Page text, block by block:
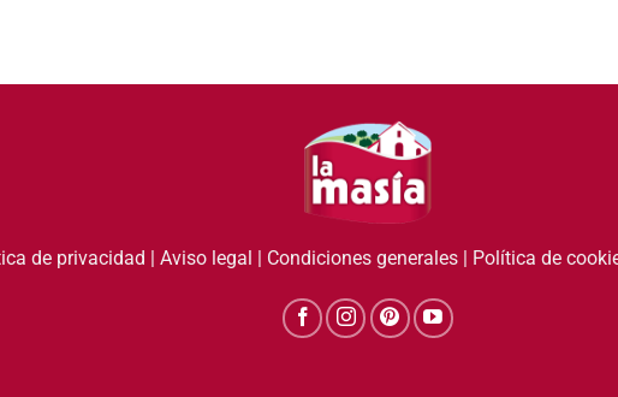
de privacidad | Aviso legal | Condiciones generales| Política de